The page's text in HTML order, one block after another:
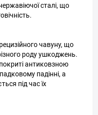
сталі, що
чавуну, що
роду ушкоджень.
антиковзною
падінні, а
під час їх